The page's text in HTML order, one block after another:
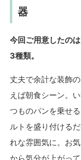
器
今回ご用意したの
3種類。
丈夫で余計な装飾
えば朝食シーン。
つものパンを乗せ
ルトを盛り付ける
れな雰囲気に。お
から気分が上がっ